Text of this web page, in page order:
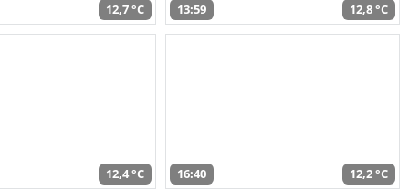
12,7 °C 13:59 12,8 °C
12,4 °C 16:40 12,2 °C